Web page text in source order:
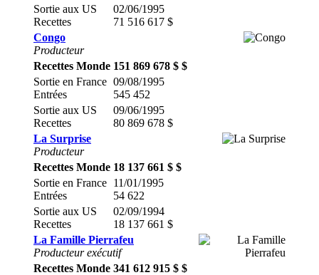
Sortie aux US
Recettes
02/06/1995
71 516 617 $
Congo
Producteur
Recettes Monde 151 869 678 $ $
Sortie en France
Entrées
09/08/1995
545 452
Sortie aux US
Recettes
09/06/1995
80 869 678 $
La Surprise
Producteur
Recettes Monde 18 137 661 $ $
Sortie en France
Entrées
11/01/1995
54 622
Sortie aux US
Recettes
02/09/1994
18 137 661 $
La Famille Pierrafeu
Producteur exécutif
Recettes Monde 341 612 915 $ $